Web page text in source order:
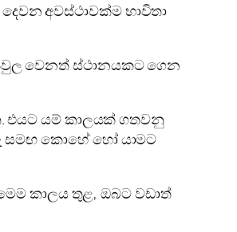
අවස්ථාවක්ම භාවිතා
වෙනත් ස්ථානයකට ගෙන
එයට යම් කාලයක් ගතවනු
සමඟ කොහේ හෝ යාමට
කාලය තුළ, ඔබට වඩාත්